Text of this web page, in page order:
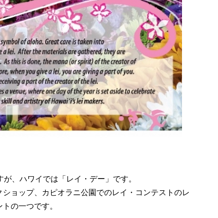
、ハワイでは「レイ・デー」です。
ョップ、カピオラニ公園でのレイ・コンテストのレ
の一つです。